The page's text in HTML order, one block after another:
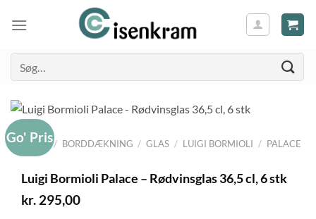
efter:
FORSIDE / BORDDÆKNING / GLAS / LUIGI BORMIOLI / PALACE
Go' Pris
Luigi Bormioli Palace – Rødvinsglas 36,5 cl, 6 stk
kr. 295,00